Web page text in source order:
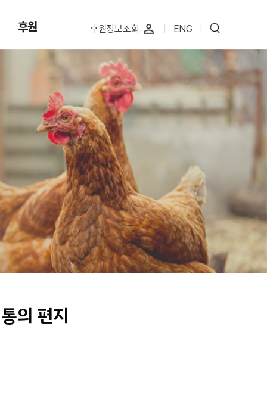
후원 후원정보조회 perm_identity ENG
의 편지